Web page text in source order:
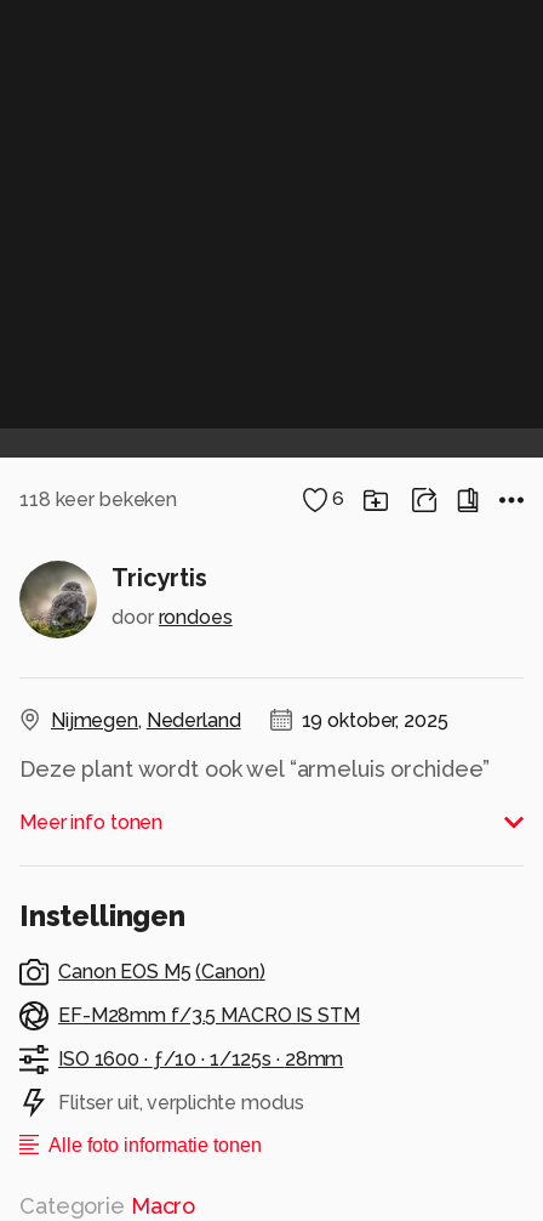
118 keer bekeken 6
Tricyrtis
door rondoes
Nijmegen, Nederland 19 oktober, 2025
Deze plant wordt ook wel “armeluis orchidee”
mijn tuin bloeien.
Meer info tonen
Instellingen
Canon EOS M5 (Canon)
EF-M28mm f/3.5 MACRO IS STM
ISO 1600 · ƒ/10 · 1/125s · 28mm
Flitser uit, verplichte modus
Alle foto informatie tonen
Categorie Macro